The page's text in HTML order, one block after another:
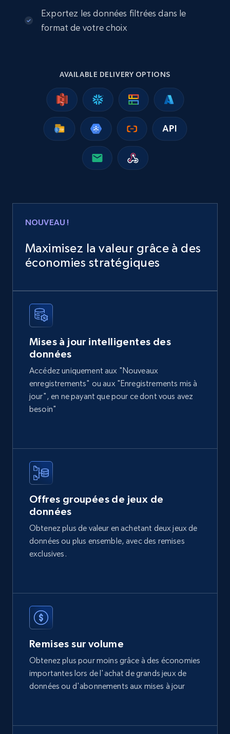
2.5K+ 358+ Buy Now
Rating, Reviews count, Images, Variations, and
eCommerce
199+
price, Currency, Availability, Reviews count, and
more.
2.1K+
Home Depot US
URL, Domain, Country code, Model number,
Sku, Product id, Product name, Manufacturer,
and more.
2.1K+
Etsy
URL, Product id, Listing inventory id, Title, Rating,
Reviews count shop, Reviews count item, Initial
price, and more.
1.9K+
Amazon best seller products
Title, Seller name, Brand, Description, Initial
price, Final price, Final price high, Currency, and
eCommerce
Exportez les données filtrées dans le
format de votre choix
AVAILABLE DELIVERY OPTIONS
NOUVEAU !
Maximisez la valeur grâce à des
économies stratégiques
Mises à jour intelligentes des
données
Accédez uniquement aux "Nouveaux
enregistrements" ou aux "Enregistrements mis à
jour", en ne payant que pour ce dont vous avez
besoin"
Offres groupées de jeux de
données
Obtenez plus de valeur en achetant deux jeux de
données ou plus ensemble, avec des remises
exclusives.
Remises sur volume
Obtenez plus pour moins grâce à des économies
importantes lors de l'achat de grands jeux de
données ou d'abonnements aux mises à jour